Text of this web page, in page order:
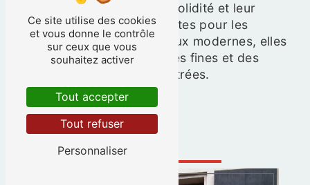
réputées pour leur solidité et leur
design épuré. Parfaites pour les
projets architecturaux modernes, elles
permettent des lignes fines et des
grandes surfaces vitrées.
Ce site utilise des cookies
et vous donne le contrôle
sur ceux que vous
souhaitez activer
Tout accepter
Tout refuser
Personnaliser